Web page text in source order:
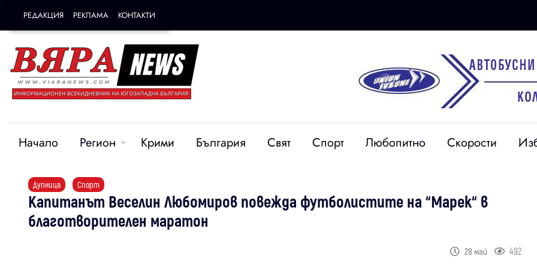
РЕДАКЦИЯ РЕКЛАМА КОНТАКТИ
Начало Регион Крими България Свят Спорт Любопитно Скорости
Дупница Спорт
Капитанът Веселин Любомиров повежда футболистите на “Марек“ в
благотворителен маратон
28 май 492